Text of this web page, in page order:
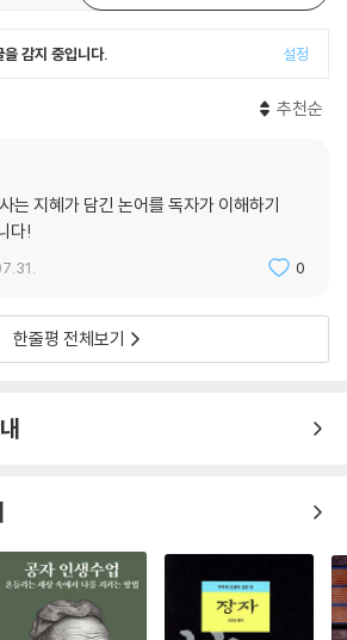
감지 중입니다. 설정
추천순
는 지혜가 담긴 논어를 독자가 이해하기
다!
0
한줄평 전체보기